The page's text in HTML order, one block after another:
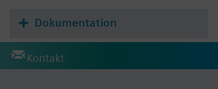
Dokumentation
Kontakt